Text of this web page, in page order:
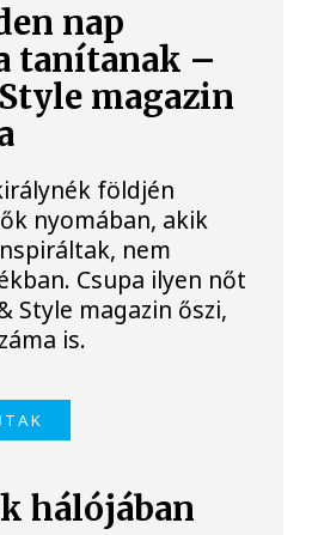
nap
tanítanak –
magazin
földjén
nyomában, akik
nem
Csupa ilyen nőt
Style magazin őszi,
is.
hálójában